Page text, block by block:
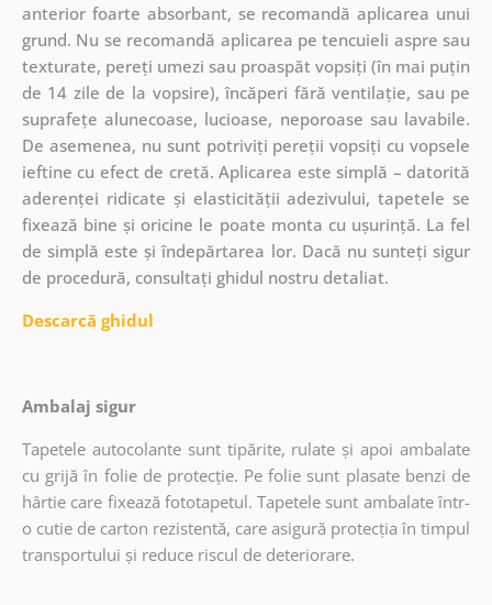
anterior foarte absorbant, se recomandă aplicarea unui
grund. Nu se recomandă aplicarea pe tencuieli aspre sau
texturate, pereți umezi sau proaspăt vopsiți (în mai puțin
de 14 zile de la vopsire), încăperi fără ventilație, sau pe
suprafețe alunecoase, lucioase, neporoase sau lavabile.
De asemenea, nu sunt potriviți pereții vopsiți cu vopsele
ieftine cu efect de cretă. Aplicarea este simplă – datorită
aderenței ridicate și elasticității adezivului, tapetele se
fixează bine și oricine le poate monta cu ușurință. La fel
de simplă este și îndepărtarea lor. Dacă nu sunteți sigur
de procedură, consultați ghidul nostru detaliat.
Descarcă ghidul
Ambalaj sigur
Tapetele autocolante sunt tipărite, rulate și apoi ambalate
cu grijă în folie de protecție. Pe folie sunt plasate benzi de
hârtie care fixează fototapetul. Tapetele sunt ambalate într-
o cutie de carton rezistentă, care asigură protecția în timpul
transportului și reduce riscul de deteriorare.